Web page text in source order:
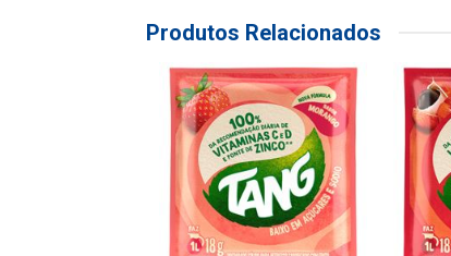
Produtos Relacionados